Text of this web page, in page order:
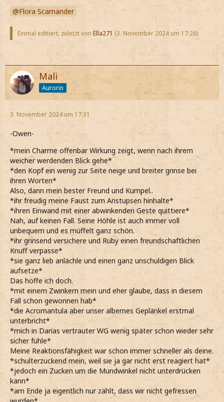
Flora Scamander
Einmal editiert, zuletzt von Ella271 (3. November 2024 um 17:26)
Mali
Aurorin
3. November 2024 um 17:31
-Owen-
*mein Charme offenbar Wirkung zeigt, wenn nach ihrem
weicher werdenden Blick gehe*
*den Kopf ein wenig zur Seite neige und breiter grinse bei
ihren Worten*
Also, dann mein bester Freund und Kumpel..
*ihr freudig meine Faust zum Anstupsen hinhalte*
*ihren Einwand mit einer abwinkenden Geste quittiere*
Nah, auf keinen Fall. Seine Höhle ist auch immer voll
unbequem und es müffelt ganz schön.
*ihr grinsend versichere und Ruby einen freundschaftlichen
Knuff verpasse*
*sie ganz lieb anlächle und einen ganz unschuldigen Blick
aufsetze*
Das hoffe ich doch.
*mit einem Zwinkern mein und eher glaube, dass in diesem
Fall schon gewonnen hab*
*die Acromantula aber unser albernes Geplänkel erstmal
unterbricht*
*mich in Darias vertrauter WG wenig später schon wieder sehr
sicher fühle*
Meine Reaktionsfähigkeit war schon immer schneller als deine.
*schulterzuckend mein, weil sie ja gar nicht erst reagiert hat*
*jedoch ein Zucken um die Mundwinkel nicht unterdrücken
kann*
*am Ende ja eigentlich nur zählt, dass wir nicht gefressen